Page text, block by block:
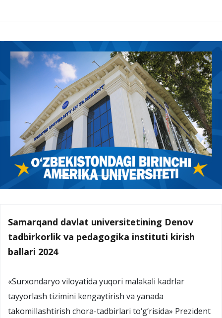
Samarqand davlat universitetining Denov
tadbirkorlik va pedagogika instituti kirish
ballari 2024
«Surxondaryo viloyatida yuqori malakali kadrlar
tayyorlash tizimini kengaytirish va yanada
takomillashtirish chora-tadbirlari to‘g‘risida» Prezident